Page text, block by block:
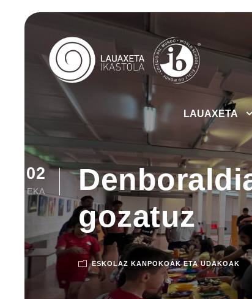
LAUAXETA
02
EKA
gozatuz
ESKOLAZ KANPOKOAK ETA UDAKOAK